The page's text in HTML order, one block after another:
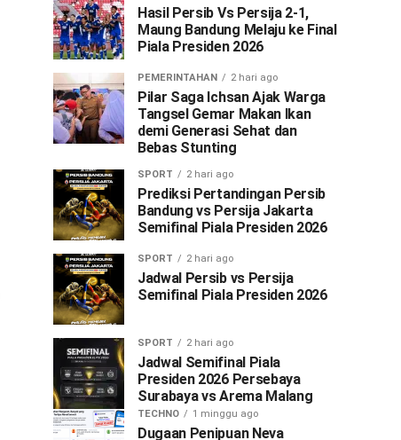
Hasil Persib Vs Persija 2-1,
Maung Bandung Melaju ke Final
Piala Presiden 2026
PEMERINTAHAN 2 hari ago
Pilar Saga Ichsan Ajak Warga
Tangsel Gemar Makan Ikan
demi Generasi Sehat dan
Bebas Stunting
SPORT 2 hari ago
Prediksi Pertandingan Persib
Bandung vs Persija Jakarta
Semifinal Piala Presiden 2026
SPORT 2 hari ago
Jadwal Persib vs Persija
Semifinal Piala Presiden 2026
SPORT 2 hari ago
Jadwal Semifinal Piala
Presiden 2026 Persebaya
Surabaya vs Arema Malang
TECHNO 1 minggu ago
Dugaan Penipuan Neva